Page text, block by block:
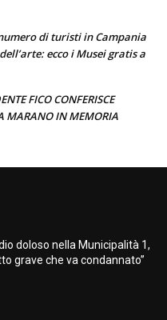
di turisti in Campania
ecco i Musei gratis a
FICO CONFERISCE
MARANO IN MEMORIA
doloso nella Municipalità 1,
grave che va condannato”